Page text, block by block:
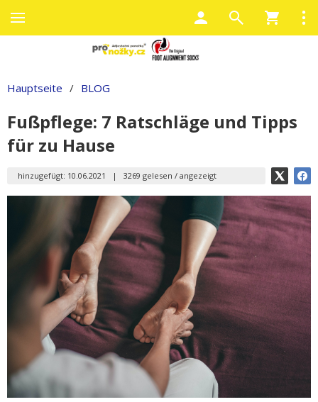
Hauptseite / BLOG
Fußpflege: 7 Ratschläge und Tipps
für zu Hause
hinzugefügt: 10.06.2021 | 3269 gelesen / angezeigt